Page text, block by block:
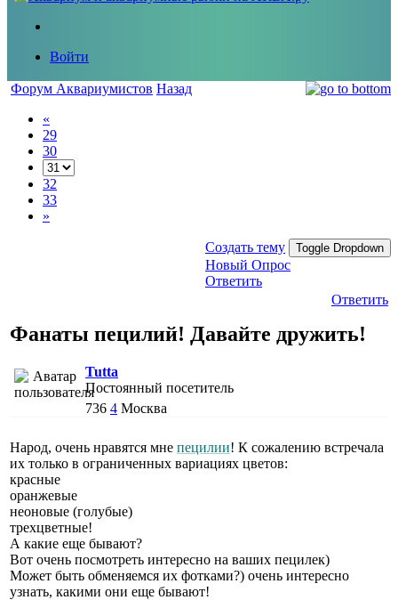
Войти
Форум Аквариумистов Назад
«
29
30
32
33
»
Создать тему Toggle Dropdown
Новый Опрос
Ответить
Ответить
Фанаты пецилий! Давайте дружить!
Tutta
Постоянный посетитель
736 4 Москва
Народ, очень нравятся мне пецилии! К сожалению встречала
их только в ограниченных вариациях цветов:
красные
оранжевые
неоновые (голубые)
трехцветные!
А какие еще бывают?
Вот очень посмотреть интересно на ваших пецилек)
Может быть обменяемся их фотками?) очень интересно
узнать, какими они еще бывают!